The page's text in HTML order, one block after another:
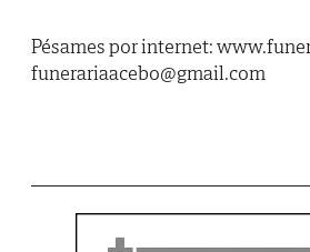
Pésames por internet:
funerariaacebo@gmail.com